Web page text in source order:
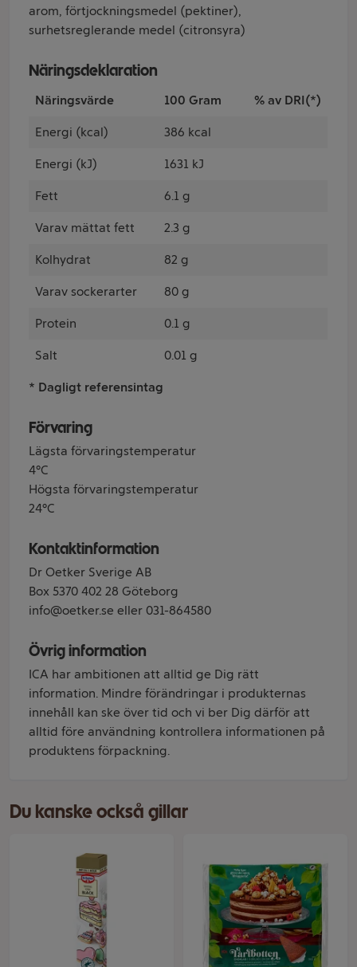
arom, förtjockningsmedel (pektiner),
surhetsreglerande medel (citronsyra)
Näringsdeklaration
Näringsvärde 100 Gram % av DRI(*)
Energi (kcal) 386 kcal
Energi (kJ) 1631 kJ
Fett 6.1 g
Varav mättat fett 2.3 g
Kolhydrat 82 g
Varav sockerarter 80 g
Protein 0.1 g
Salt 0.01 g
* Dagligt referensintag
Förvaring
Lägsta förvaringstemperatur
4°C
Högsta förvaringstemperatur
24°C
Kontaktinformation
Dr Oetker Sverige AB
Box 5370 402 28 Göteborg
info@oetker.se eller 031-864580
Övrig information
ICA har ambitionen att alltid ge Dig rätt
information. Mindre förändringar i produkternas
innehåll kan ske över tid och vi ber Dig därför att
alltid före användning kontrollera informationen på
produktens förpackning.
Du kanske också gillar